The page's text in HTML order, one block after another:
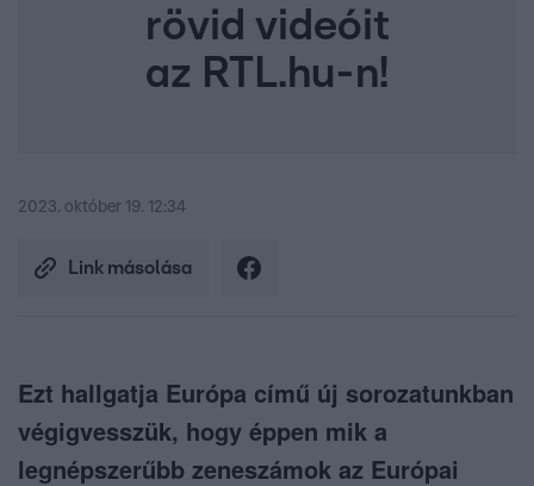
rövid videóit
az RTL.hu-n!
2023. október 19. 12:34
Link másolása
Ezt hallgatja Európa című új sorozatunkban
végigvesszük, hogy éppen mik a
legnépszerűbb zeneszámok az Európai